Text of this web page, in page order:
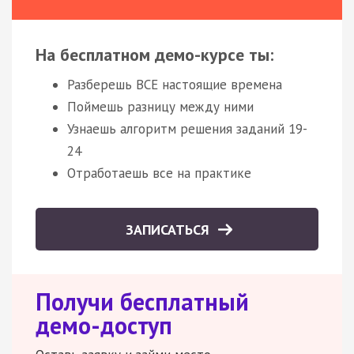
На бесплатном демо-курсе ты:
Разберешь ВСЕ настоящие времена
Поймешь разницу между ними
Узнаешь алгоритм решения заданий 19-
24
Отработаешь все на практике
ЗАПИСАТЬСЯ
Получи бесплатный
демо-доступ